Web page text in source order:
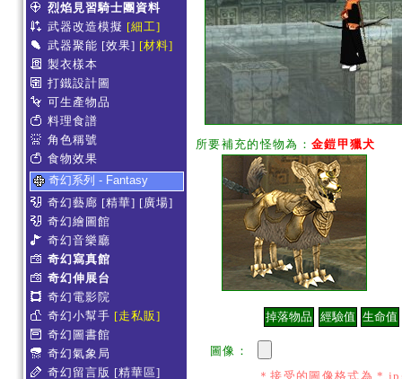
烈焰見習騎士團資料
武器改造模擬 [細工]
武器聚能 [效果] [材料]
製衣樣本
打鐵設計圖
可生產物品
料理食譜
角色稱號
食物效果
奇幻系列 - Fantasy
奇幻藝廊 [精華] [廣場]
奇幻繪圖館
奇幻音樂廳
奇幻寫真館
奇幻伸展台
奇幻電影院
奇幻小幫手 [走私販]
奇幻圖書館
奇幻氣象局
奇幻留言版 [精華區]
所要補充的怪物為： 金鎧甲獵犬
圖像：
＊接受的圖像格式為